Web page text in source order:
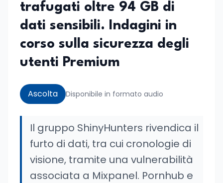
trafugati oltre 94 GB di
dati sensibili. Indagini in
corso sulla sicurezza degli
utenti Premium
Ascolta Disponibile in formato audio
Il gruppo ShinyHunters rivendica il
furto di dati, tra cui cronologie di
visione, tramite una vulnerabilità
associata a Mixpanel. Pornhub e